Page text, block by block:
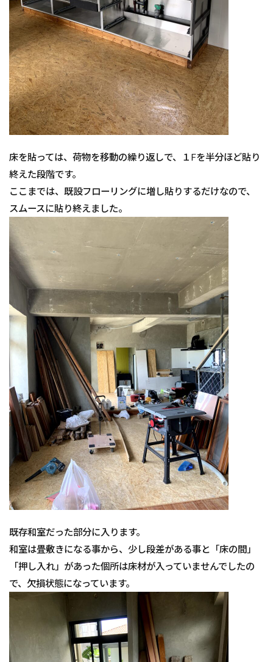
床を貼っては、荷物を移動の繰り返しで、１Fを半分ほど貼り
終えた段階です。
ここまでは、既設フローリングに増し貼りするだけなので、
スムースに貼り終えました。
既存和室だった部分に入ります。
和室は畳敷きになる事から、少し段差がある事と「床の間」
「押し入れ」があった個所は床材が入っていませんでしたの
で、欠損状態になっています。